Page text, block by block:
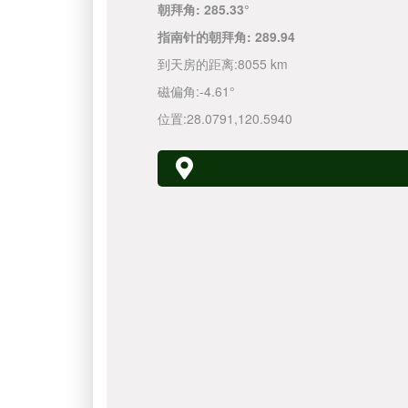
朝拜角: 285.33°
指南针的朝拜角: 289.94
到天房的距离:8055 km
磁偏角:-4.61°
位置:28.0791 ,120.5940